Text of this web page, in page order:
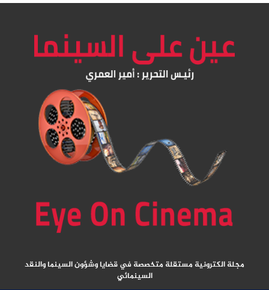
مجلة الكترونية مستقلة متخصصة في قضايا وشؤون السينما والنقد
السينمائي